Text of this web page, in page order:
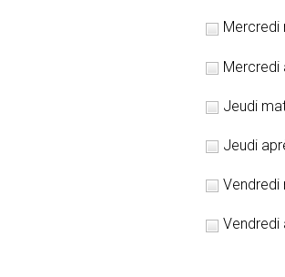
Mercredi
Mercredi
Jeudi
Jeudi
Vendredi
Vendredi